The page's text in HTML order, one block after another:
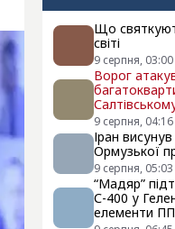
Що
світі
9 серпня, 03:00
Ворог
9 серпня, 04:16
Іран
Ормузької
9 серпня, 05:03
“Мадяр”
С-400 у
елементи